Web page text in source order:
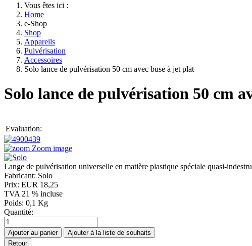
Vous êtes ici :
Home
e-Shop
Shop
Appareils
Pulvérisation
Accessoires
Solo lance de pulvérisation 50 cm avec buse à jet plat
Solo lance de pulvérisation 50 cm
Evaluation:
Zoom image
Lange de pulvérisation universelle en matière plastique spéciale quasi-
Fabricant: Solo
Prix: EUR 18,25
TVA 21 % incluse
Poids: 0,1 Kg
Quantité: